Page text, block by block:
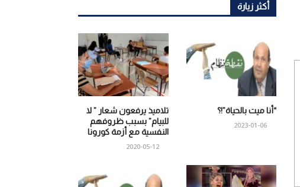
أكثر زيارة
تلاميذ يرفعون شعار ” لا
للبيام” بسبب ظروفهم
النفسية مع أزمة كورونا
2020-05-12
“أنا ميت بالحياة”!؟
2023-01-06